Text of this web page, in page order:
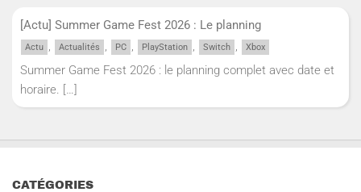
[Actu] Summer Game Fest 2026 : Le planning
Actu , Actualités , PC , PlayStation , Switch , Xbox
Summer Game Fest 2026 : le planning complet avec date et
horaire. […]
CATÉGORIES